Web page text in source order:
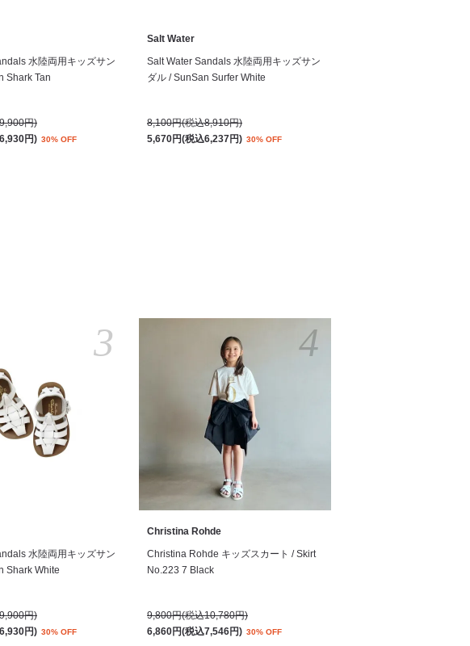
水陸両用キッズサン
Shark Tan
円)
円) 30% OFF
Salt Water
Salt Water Sandals 水陸両用キッズサン
ダル / SunSan Surfer White
8,100円(税込8,910円)
5,670円(税込6,237円) 30% OFF
水陸両用キッズサン
Shark White
円)
円) 30% OFF
3
Christina Rohde
Christina Rohde キッズスカート / Skirt
No.223 7 Black
9,800円(税込10,780円)
6,860円(税込7,546円) 30% OFF
4